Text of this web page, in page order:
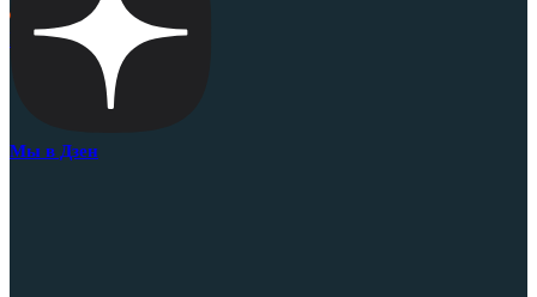
Меню
Мы в Дзен